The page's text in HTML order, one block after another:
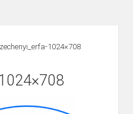
1024×708